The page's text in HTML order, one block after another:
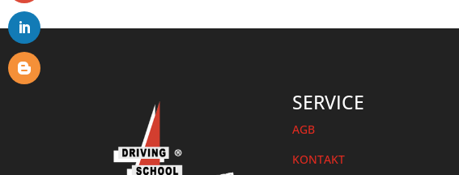
SERVICE
AGB
KONTAKT